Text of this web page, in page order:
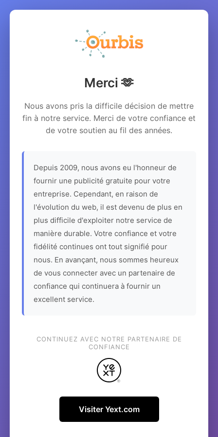
Merci 🫶
Nous avons pris la difficile décision de mettre
fin à notre service. Merci de votre confiance et
de votre soutien au fil des années.
Depuis 2009, nous avons eu l'honneur de
fournir une publicité gratuite pour votre
entreprise. Cependant, en raison de
l'évolution du web, il est devenu de plus en
plus difficile d'exploiter notre service de
manière durable. Votre confiance et votre
fidélité continues ont tout signifié pour
nous. En avançant, nous sommes heureux
de vous connecter avec un partenaire de
confiance qui continuera à fournir un
excellent service.
CONTINUEZ AVEC NOTRE PARTENAIRE DE
CONFIANCE
Visiter Yext.com